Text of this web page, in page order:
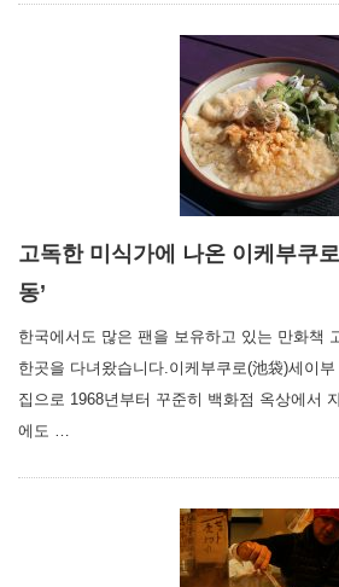
고독한 미식가에 나온 이케부쿠
동’
한국에서도 많은 팬을 보유하고 있는 만화책
한곳을 다녀왔습니다.이케부쿠로(池袋)세이
집으로 1968년부터 꾸준히 백화점 옥상에서
에도 …